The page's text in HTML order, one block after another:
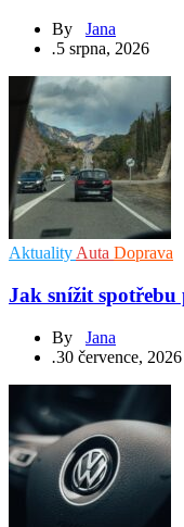
By Jana
.5 srpna, 2026
AktualityAuta Doprava
Jak snížit
By Jana
.30 července, 2026